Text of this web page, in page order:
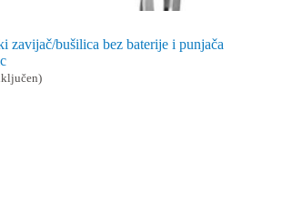
zavijač/bušilica bez baterije i punjača